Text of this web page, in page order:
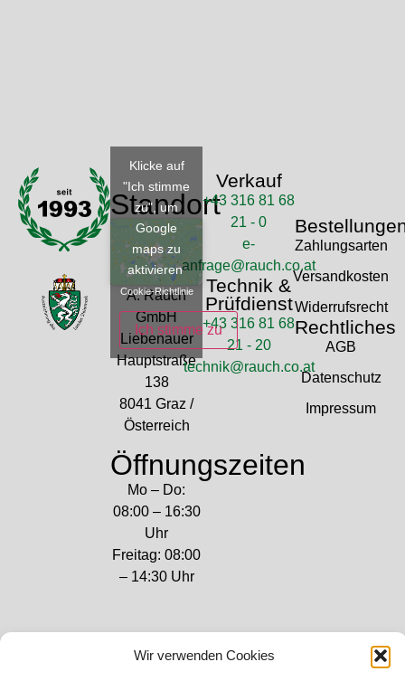
Wir verwenden Cookies
Standort
Klicke auf
"Ich stimme
zu", um
Google
maps zu
aktivieren
Cookie-Richtlinie
Ich stimme zu
A. Rauch
GmbH
Liebenauer
Hauptstraße
138
8041 Graz /
Österreich
Öffnungszeiten
Mo – Do:
08:00 – 16:30
Uhr
Freitag: 08:00
– 14:30 Uhr
Verkauf
+43 316 81 68
21 - 0
e-
anfrage@rauch.co.at
Technik &
Prüfdienst
+43 316 81 68
21 - 20
technik@rauch.co.at
Zahlungsarten
Versandkosten
Widerrufsrecht
Rechtliches
AGB
Datenschutz
Impressum